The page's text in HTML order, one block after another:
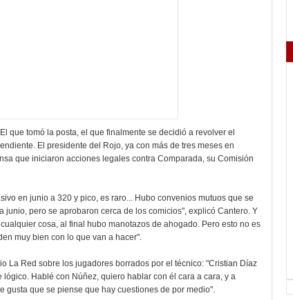
que tomó la posta, el que finalmente se decidió a revolver el
El presidente del Rojo, ya con más de tres meses en
que iniciaron acciones legales contra Comparada, su Comisión
en junio a 320 y pico, es raro... Hubo convenios mutuos que se
pero se aprobaron cerca de los comicios", explicó Cantero. Y
cosa, al final hubo manotazos de ahogado. Pero esto no es
muy bien con lo que van a hacer".
La Red sobre los jugadores borrados por el técnico: "Cristian Díaz
Hablé con Núñez, quiero hablar con él cara a cara, y a
gusta que se piense que hay cuestiones de por medio".